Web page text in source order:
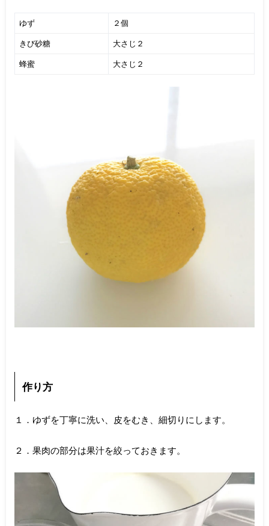
ゆず ２個
きび砂糖 大さじ２
蜂蜜 大さじ２
作り方
１．ゆずを丁寧に洗い、皮をむき、細切りにします。
２．果肉の部分は果汁を絞っておきます。